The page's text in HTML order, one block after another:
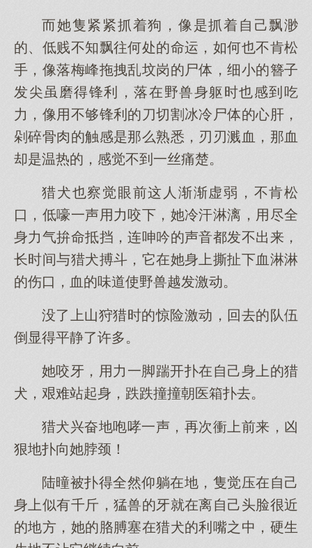
而她隻紧紧抓着狗，像是抓着自己飘渺
的、低贱不知飘往何处的命运，如何也不肯松
手，像落梅峰拖拽乱坟岗的尸体，细小的簪子
发尖虽磨得锋利，落在野兽身躯时也感到吃
力，像用不够锋利的刀切割冰冷尸体的心肝，
剁碎骨肉的触感是那么熟悉，刃刃溅血，那血
却是温热的，感觉不到一丝痛楚。
猎犬也察觉眼前这人渐渐虚弱，不肯松
口，低嚎一声用力咬下，她冷汗淋漓，用尽全
身力气拚命抵挡，连呻吟的声音都发不出来，
长时间与猎犬搏斗，它在她身上撕扯下血淋淋
的伤口，血的味道使野兽越发激动。
没了上山狩猎时的惊险激动，回去的队伍
倒显得平静了许多。
她咬牙，用力一脚踹开扑在自己身上的猎
犬，艰难站起身，跌跌撞撞朝医箱扑去。
猎犬兴奋地咆哮一声，再次衝上前来，凶
狠地扑向她脖颈！
陆曈被扑得全然仰躺在地，隻觉压在自己
身上似有千斤，猛兽的牙就在离自己头脸很近
的地方，她的胳膊塞在猎犬的利嘴之中，硬生